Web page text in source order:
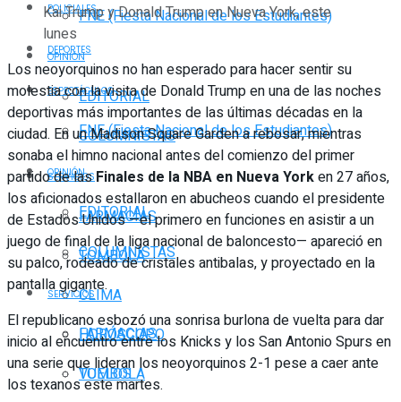
FNE (Fiesta Nacional de los Estudiantes)
OPINIÓN
EDITORIAL
COLUMNISTAS
SERVICIOS
FARMACIAS
TOMBOLA
CLIMA
HORÓSCOPO
VUELOS
POLICIALES
DEPORTES
ESPECTÁCULOS
FNE (Fiesta Nacional de los Estudiantes)
OPINIÓN
EDITORIAL
COLUMNISTAS
SERVICIOS
FARMACIAS
TOMBOLA
Kai Trump y Donald Trump en Nueva York, este
lunes
Los neoyorquinos no han esperado para hacer sentir su
molestia con la visita de Donald Trump en una de las noches
deportivas más importantes de las últimas décadas en la
ciudad. En un Madison Square Garden a rebosar, mientras
sonaba el himno nacional antes del comienzo del primer
partido de lasFinales de la NBA en Nueva Yorken 27 años,
los aficionados estallaron en abucheos cuando el presidente
de Estados Unidos —el primero en funciones en asistir a un
juego de final de la liga nacional de baloncesto— apareció en
su palco, rodeado de cristales antibalas, y proyectado en la
pantalla gigante.
El republicano esbozó una sonrisa burlona de vuelta para dar
inicio al encuentro entre los Knicks y los San Antonio Spurs en
una serie que lideran los neoyorquinos 2-1 pese a caer ante
los texanos este martes.